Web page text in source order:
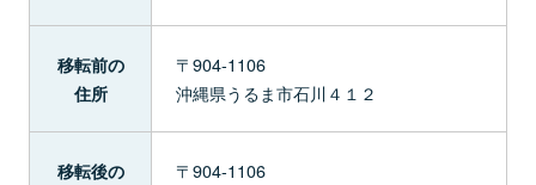
移転前の
住所
〒904-1106
沖縄県うるま市石川４１２
移転後の
〒904-1106